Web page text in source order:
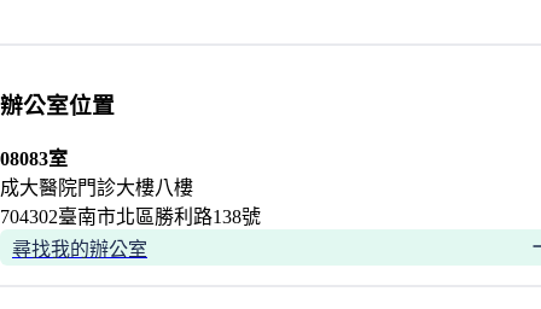
辦公室位置
08083室
成大醫院門診大樓八樓
704302臺南市北區勝利路138號
尋找我的辦公室